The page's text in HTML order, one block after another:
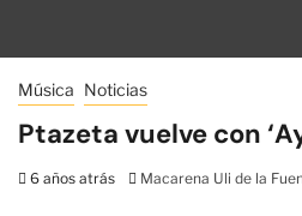
Música Noticias
Ptazeta vuelve con
6 años atrás Macarena Uli de la